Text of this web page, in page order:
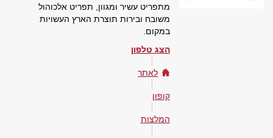
מתפריט עשיר ומגוון, תפריט אלכוהול
משובח ובירות תוצרת הארץ העשויות
במקום.
הצג טלפון
לאתר
קופון
המלצות